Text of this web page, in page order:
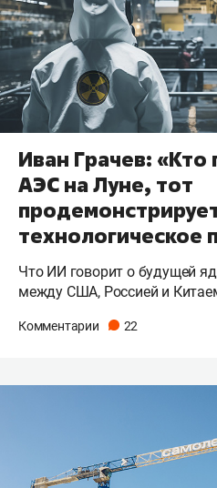
Иван Грачев: «Кто
АЭС на Луне, тот
технологическое
Что ИИ говорит о будущей
между США, Россией и
Комментарии 22